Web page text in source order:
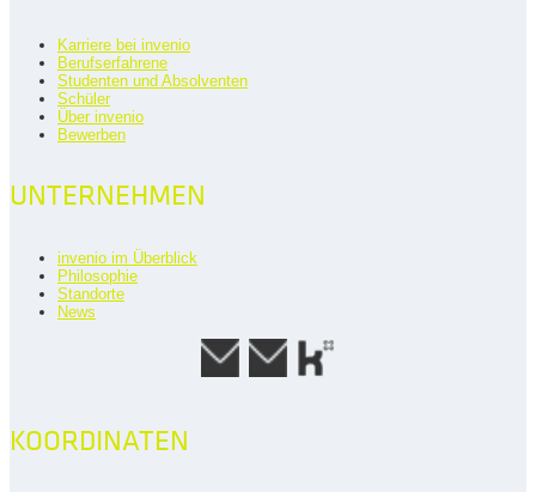
Karriere bei invenio
Berufserfahrene
Studenten und Absolventen
Schüler
Über invenio
Bewerben
UNTERNEHMEN
invenio im Überblick
Philosophie
Standorte
News
KOORDINATEN